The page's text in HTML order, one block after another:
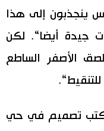
ينجذبون إلى هذا
جيدة أيضا“. لكن
الأصفر الساطع
تصميم في حي